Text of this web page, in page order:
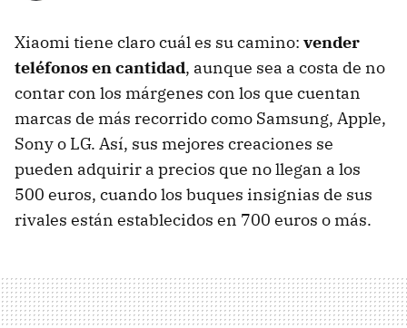
Xiaomi tiene claro cuál es su camino: vender
teléfonos en cantidad, aunque sea a costa de no
contar con los márgenes con los que cuentan
marcas de más recorrido como Samsung, Apple,
Sony o LG. Así, sus mejores creaciones se
pueden adquirir a precios que no llegan a los
500 euros, cuando los buques insignias de sus
rivales están establecidos en 700 euros o más.